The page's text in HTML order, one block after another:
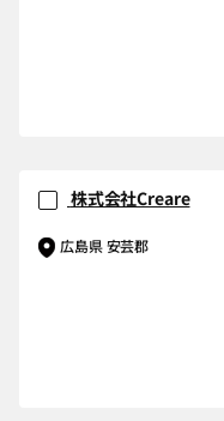
株式会社Creare
広島県 安芸郡